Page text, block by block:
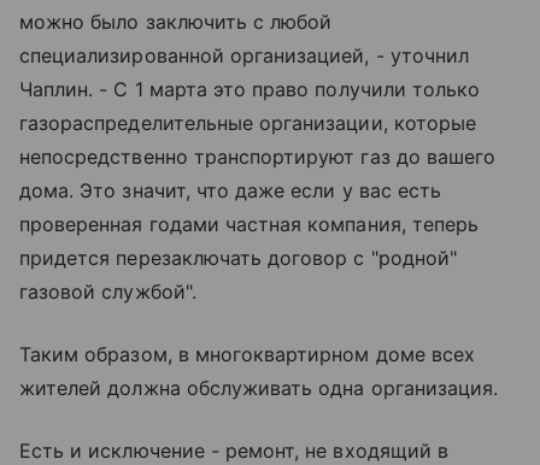
можно было заключить с любой
специализированной организацией, - уточнил
Чаплин. - С 1 марта это право получили только
газораспределительные организации, которые
непосредственно транспортируют газ до вашего
дома. Это значит, что даже если у вас есть
проверенная годами частная компания, теперь
придется перезаключать договор с "родной"
газовой службой".
Таким образом, в многоквартирном доме всех
жителей должна обслуживать одна организация.
Есть и исключение - ремонт, не входящий в